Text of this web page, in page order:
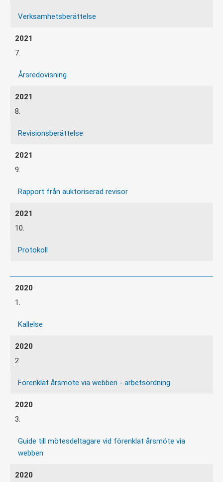
Verksamhetsberättelse
7.
Årsredovisning
8.
Revisionsberättelse
9.
Rapport från auktoriserad revisor
10.
Protokoll
1.
Kallelse
2.
Förenklat årsmöte via webben - arbetsordning
3.
Guide till mötesdeltagare vid förenklat årsmöte via
webben